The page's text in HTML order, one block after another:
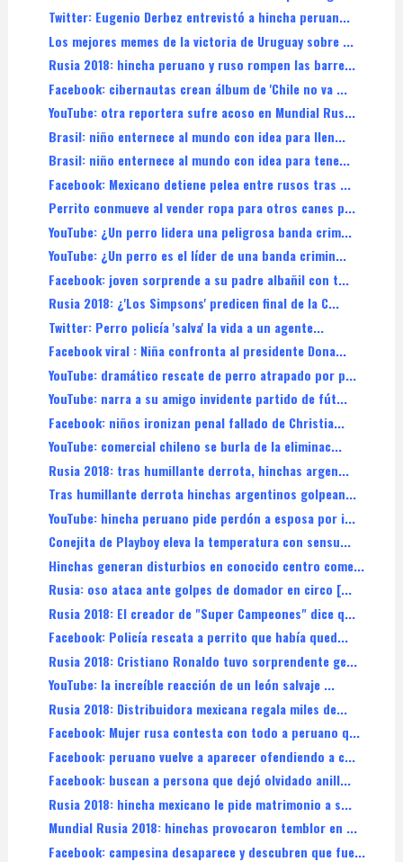
Twitter: Eugenio Derbez entrevistó a hincha peruan...
Los mejores memes de la victoria de Uruguay sobre ...
Rusia 2018: hincha peruano y ruso rompen las barre...
Facebook: cibernautas crean álbum de 'Chile no va ...
YouTube: otra reportera sufre acoso en Mundial Rus...
Brasil: niño enternece al mundo con idea para llen...
Brasil: niño enternece al mundo con idea para tene...
Facebook: Mexicano detiene pelea entre rusos tras ...
Perrito conmueve al vender ropa para otros canes p...
YouTube: ¿Un perro lidera una peligrosa banda crim...
YouTube: ¿Un perro es el líder de una banda crimin...
Facebook: joven sorprende a su padre albañil con t...
Rusia 2018: ¿'Los Simpsons' predicen final de la C...
Twitter: Perro policía 'salva' la vida a un agente...
Facebook viral : Niña confronta al presidente Dona...
YouTube: dramático rescate de perro atrapado por p...
YouTube: narra a su amigo invidente partido de fút...
Facebook: niños ironizan penal fallado de Christia...
YouTube: comercial chileno se burla de la eliminac...
Rusia 2018: tras humillante derrota, hinchas argen...
Tras humillante derrota hinchas argentinos golpean...
YouTube: hincha peruano pide perdón a esposa por i...
Conejita de Playboy eleva la temperatura con sensu...
Hinchas generan disturbios en conocido centro come...
Rusia: oso ataca ante golpes de domador en circo [...
Rusia 2018: El creador de "Super Campeones" dice q...
Facebook: Policía rescata a perrito que había qued...
Rusia 2018: Cristiano Ronaldo tuvo sorprendente ge...
YouTube: la increíble reacción de un león salvaje ...
Rusia 2018: Distribuidora mexicana regala miles de...
Facebook: Mujer rusa contesta con todo a peruano q...
Facebook: peruano vuelve a aparecer ofendiendo a c...
Facebook: buscan a persona que dejó olvidado anill...
Rusia 2018: hincha mexicano le pide matrimonio a s...
Mundial Rusia 2018: hinchas provocaron temblor en ...
Facebook: campesina desaparece y descubren que fue...